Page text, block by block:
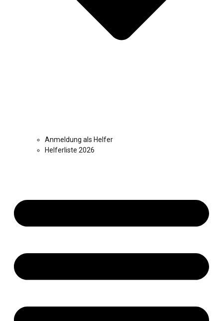
Anmeldung als Helfer
Helferliste 2026